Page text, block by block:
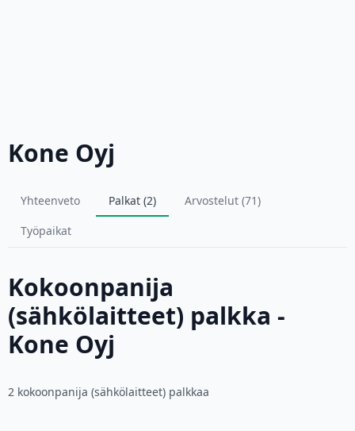
Kone Oyj
Yhteenveto Palkat (2)
Arvostelut (71)
Työpaikat
Kokoonpanija
(sähkölaitteet) palkka -
Kone Oyj
2 kokoonpanija (sähkölaitteet) palkkaa